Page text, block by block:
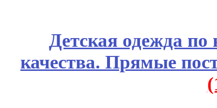
Детская одежда
качества. Прямые